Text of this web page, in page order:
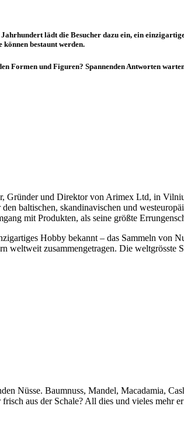
lädt die Besucher dazu ein, ein
bestaunt werden.
Formen und Figuren? Spannenden Antworten
Gründer und Direktor von Arimex Ltd, in
baltischen, skandinavischen und
mit Produkten, als seine größte
Hobby bekannt – das Sammeln von
weltweit zusammengetragen. Die weltgrösste
Nüsse. Baumnuss, Mandel, Macadamia,
aus der Schale? All dies und vieles mehr